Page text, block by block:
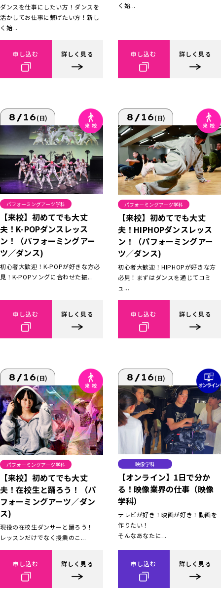
ダンスを仕事にしたい方！ダンスを
活かしてお仕事に繋げたい方！新し
く始...
申し込む 詳しく見る
く始...
申し込む 詳しく見る
8/16(日)
パフォーミングアーツ学科
【来校】初めてでも大丈
夫！K-POPダンスレッス
ン！（パフォーミングアー
ツ／ダンス)
初心者大歓迎！K-POPが好きな方必
見！K-POPソングに合わせた振...
申し込む 詳しく見る
8/16(日)
パフォーミングアーツ学科
【来校】初めてでも大丈
夫！HIPHOPダンスレッス
ン！（パフォーミングアー
ツ／ダンス)
初心者大歓迎！HIPHOPが好きな方
必見！まずはダンスを通じてコミ
ュ...
申し込む 詳しく見る
8/16(日)
パフォーミングアーツ学科
【来校】初めてでも大丈
夫！在校生と踊ろう！（パ
フォーミングアーツ／ダン
ス)
現役の在校生ダンサーと踊ろう！
レッスンだけでなく授業のこ...
申し込む 詳しく見る
8/16(日)
映像学科
【オンライン】1日で分か
る！映像業界の仕事（映像
学科）
テレビが好き！映画が好き！動画を
作りたい！
そんなあなたに...
申し込む 詳しく見る